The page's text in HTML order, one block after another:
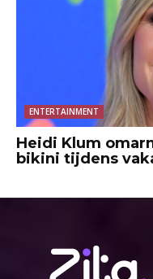
ENTERTAINMENT
Heidi Klum
bikini tijdens